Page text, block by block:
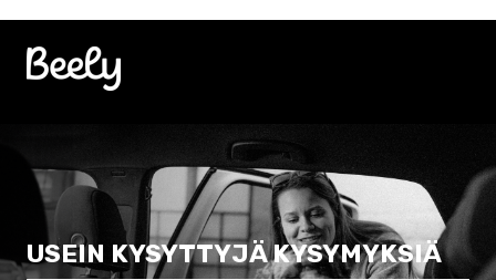
USEIN KYSYTTYJÄ KYSYMYKSIÄ